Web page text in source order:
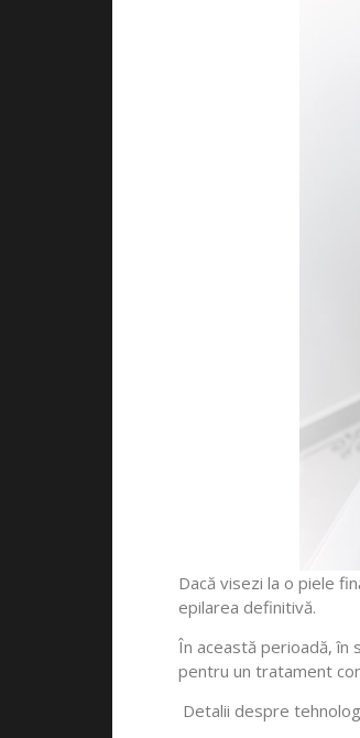
Dacă visezi la o piele
epilarea definitivă.
În această perioadă, în
pentru un tratament
Detalii despre